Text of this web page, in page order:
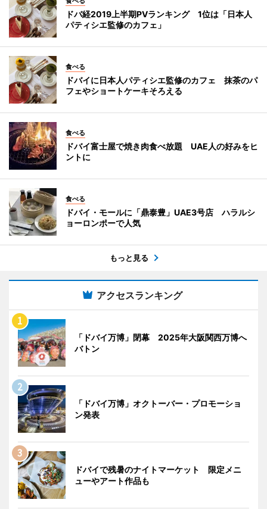
ドバ経2019上半期PVランキング 1位は「日本人
パティシエ監修のカフェ」
食べる
ドバイに日本人パティシエ監修のカフェ 抹茶のパ
フェやショートケーキそろえる
食べる
ドバイ富士屋で焼き肉食べ放題 UAE人の好みをヒ
ントに
食べる
ドバイ・モールに「鼎泰豊」UAE3号店 ハラルシ
ョーロンポーで人気
もっと見る
アクセスランキング
「ドバイ万博」閉幕 2025年大阪関西万博へ
バトン
「ドバイ万博」オクトーバー・プロモーショ
ン発表
ドバイで残暑のナイトマーケット 限定メニ
ューやアート作品も